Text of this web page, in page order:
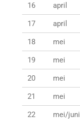
16 april
17 april
18 mei
19 mei
20 mei
21 mei
22 mei/juni